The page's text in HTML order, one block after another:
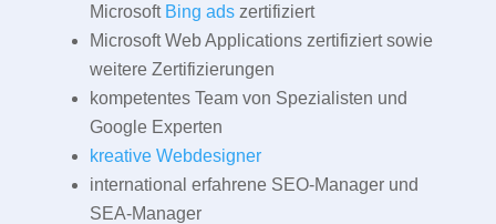
Microsoft Bing adszertifiziert
Microsoft Web Applications zertifiziert sowie
weitere Zertifizierungen
kompetentes Team von Spezialisten und
Google Experten
kreative Webdesigner
international erfahrene SEO-Manager und
SEA-Manager